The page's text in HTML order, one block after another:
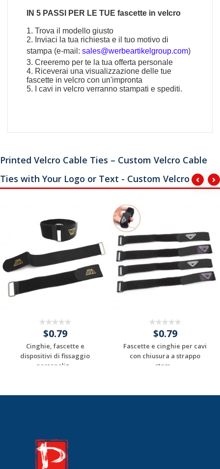
IN 5 PASSI PER LE TUE fascette in velcro
1. Trova il modello giusto
2. Inviaci la tua richiesta e il tuo motivo di
stampa (e-mail:sales@werbeartikelgroup.com)
3. Creeremo per te la tua offerta personale
4. Riceverai una visualizzazione delle tue
fascette in velcro con un'impronta
5. I cavi in ​​velcro verranno stampati e spediti.
Printed Velcro Cable Ties – Custom Velcro Cable
Ties with Your Logo or Text - Custom Velcro
$0.79
Cinghie, fascette e
dispositivi di fissaggio
personaliz...
$0.79
Fascette e cinghie per cavi
con chiusura a strappo
stam...